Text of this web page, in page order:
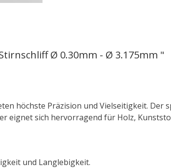
Ø 0.30mm - Ø 3.175mm "
höchste Präzision und Vielseitigkeit. Der
eignet sich hervorragend für Holz,
und Langlebigkeit.